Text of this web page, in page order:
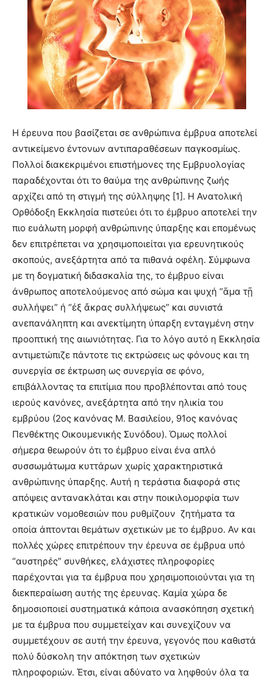
Η έρευνα που βασίζεται σε ανθρώπινα έμβρυα αποτελεί
αντικείμενο έντονων αντιπαραθέσεων παγκοσμίως.
Πολλοί διακεκριμένοι επιστήμονες της Εμβρυολογίας
παραδέχονται ότι το θαύμα της ανθρώπινης ζωής
αρχίζει από τη στιγμή της σύλληψης [1]. Η Ανατολική
Ορθόδοξη Εκκλησία πιστεύει ότι το έμβρυο αποτελεί την
πιο ευάλωτη μορφή ανθρώπινης ύπαρξης και επομένως
δεν επιτρέπεται να χρησιμοποιείται για ερευνητικούς
σκοπούς, ανεξάρτητα από τα πιθανά οφέλη. Σύμφωνα
με τη δογματική διδασκαλία της, το έμβρυο είναι
άνθρωπος αποτελούμενος από σώμα και ψυχή “ἅμα τῇ
συλλήψει” ή “ἐξ ἄκρας συλλήψεως” και συνιστά
ανεπανάληπτη και ανεκτίμητη ύπαρξη ενταγμένη στην
προοπτική της αιωνιότητας. Για το λόγο αυτό η Εκκλησία
αντιμετώπιζε πάντοτε τις εκτρώσεις ως φόνους και τη
συνεργία σε έκτρωση ως συνεργία σε φόνο,
επιβάλλοντας τα επιτίμια που προβλέπονται από τους
ιερούς κανόνες, ανεξάρτητα από την ηλικία του
εμβρύου (2ος κανόνας Μ. Βασιλείου, 91ος κανόνας
Πενθέκτης Οικουμενικής Συνόδου). Όμως πολλοί
σήμερα θεωρούν ότι το έμβρυο είναι ένα απλό
συσσωμάτωμα κυττάρων χωρίς χαρακτηριστικά
ανθρώπινης ύπαρξης. Αυτή η τεράστια διαφορά στις
απόψεις αντανακλάται και στην ποικιλομορφία των
κρατικών νομοθεσιών που ρυθμίζουν ζητήματα τα
οποία άπτονται θεμάτων σχετικών με το έμβρυο. Αν και
πολλές χώρες επιτρέπουν την έρευνα σε έμβρυα υπό
“αυστηρές” συνθήκες, ελάχιστες πληροφορίες
παρέχονται για τα έμβρυα που χρησιμοποιούνται για τη
διεκπεραίωση αυτής της έρευνας. Καμία χώρα δε
δημοσιοποιεί συστηματικά κάποια ανασκόπηση σχετική
με τα έμβρυα που συμμετείχαν και συνεχίζουν να
συμμετέχουν σε αυτή την έρευνα, γεγονός που καθιστά
πολύ δύσκολη την απόκτηση των σχετικών
πληροφοριών. Έτσι, είναι αδύνατο να ληφθούν όλα τα